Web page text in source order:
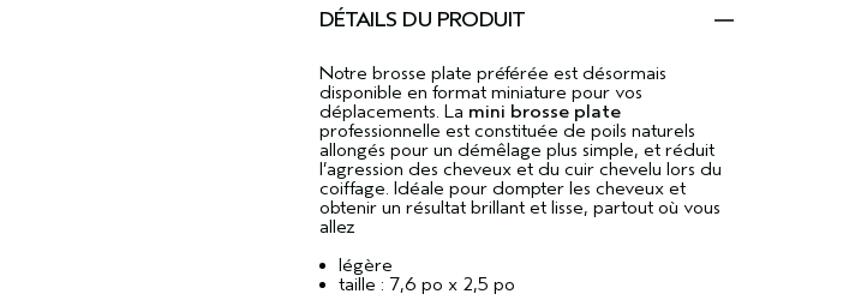
DÉTAILS DU PRODUIT
Notre brosse plate préférée est désormais
disponible en format miniature pour vos
déplacements. La mini brosse plate
professionnelle est constituée de poils naturels
allongés pour un démêlage plus simple, et réduit
l’agression des cheveux et du cuir chevelu lors du
coiffage. Idéale pour dompter les cheveux et
obtenir un résultat brillant et lisse, partout où vous
allez
légère
taille : 7,6 po x 2,5 po